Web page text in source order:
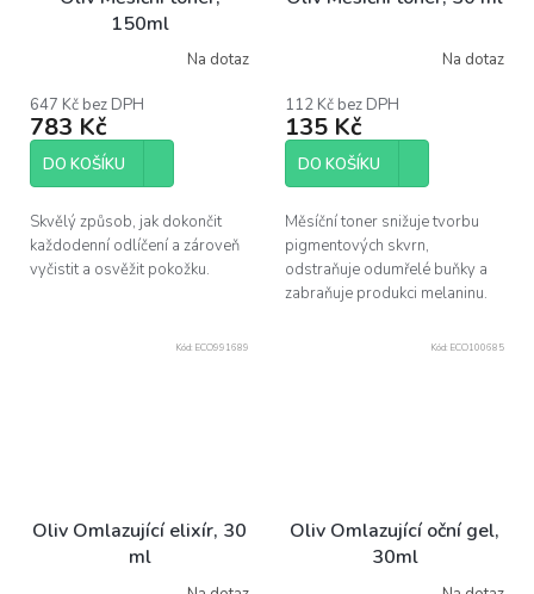
150ml
produktu
je
5,0
5
Na dotaz
647 Kč bez DPH
783 Kč
DO KOŠÍKU
Skvělý způsob, jak dokončit
každodenní odlíčení a zároveň
vyčistit a osvěžit pokožku.
produktu
je
4,0
5
Na dotaz
112 Kč bez DPH
135 Kč
DO KOŠÍKU
Měsíční toner snižuje tvorbu
pigmentových skvrn,
odstraňuje odumřelé buňky a
zabraňuje produkci melaninu.
Oliv Omlazující elixír, 30
ml
Kód: ECO991689
Oliv Omlazující oční gel,
30ml
Kód: ECO100685